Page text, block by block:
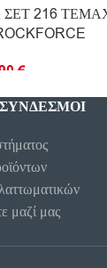
216
€
ΚΑΛΆΘΙ
μαζί μας